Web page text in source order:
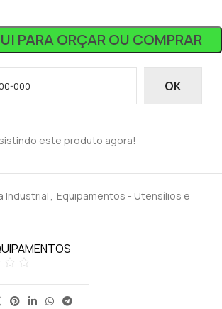
PARA ORÇAR OU COMPRAR
OK
este produto agora!
Industrial , Equipamentos - Utensílios e